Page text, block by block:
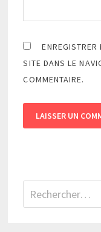
SITE DANS LE
COMMENTAIRE.
Rechercher :